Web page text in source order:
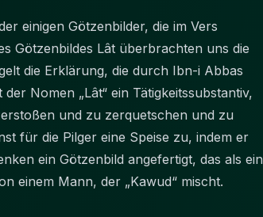
einigen Götzenbilder, die im Vers
Götzenbildes Lât überbrachten uns die
die Erklärung, die durch Ibn-i Abbas
Nomen „Lât“ ein Tätigkeitssubstantiv,
und zu zerquetschen und zu
für die Pilger eine Speise zu, indem er
ein Götzenbild angefertigt, das als ein
einem Mann, der „Kawud“ mischt.